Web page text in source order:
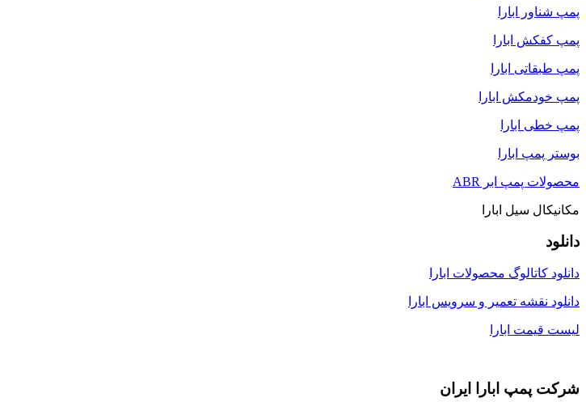
پمپ شناور ابارا
پمپ کفکش ابارا
پمپ طبقاتی ابارا
پمپ خودمکش ابارا
پمپ خطی ابارا
بوستر پمپ ابارا
محصولات پمپ ابر ABR
مکانیکال سیل ابارا
دانلود
دانلود کاتالوگ محصولات ابارا
دانلود نقشه تعمیر و سرویس ابارا
لیست قیمت ابارا
شرکت پمپ ابارا ایران